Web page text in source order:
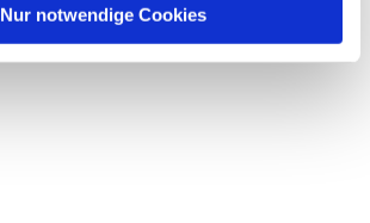
Nur notwendige Cookies